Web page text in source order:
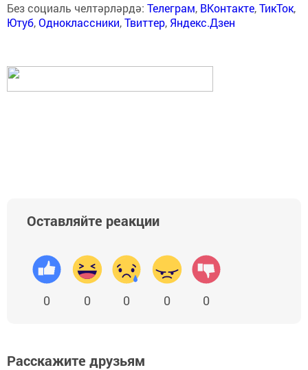
Без социаль челтәрләрдә: Телеграм, ВКонтакте,ТикТок,
Ютуб,Одноклассники,Твиттер, Яндекс.Дзен
Оставляйте реакции
0 0 0 0 0
Расскажите друзьям